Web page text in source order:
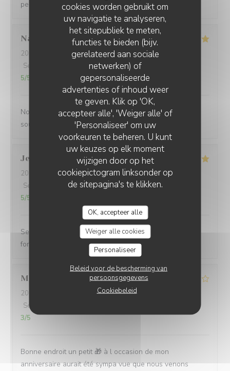
cookies worden gebruikt om
uw navigatie te analyseren,
het sitepubliek te meten,
functies te bieden (bijv.
gerelateerd aan sociale
netwerken) of
gepersonaliseerde
advertenties of inhoud weer
te geven. Klik op 'OK,
accepteer alle', 'Weiger alle' of
'Personaliseer' om uw
voorkeuren te beheren. U kunt
uw keuzes op elk moment
wijzigen door op het
cookiepictogram linksonder op
de sitepagina's te klikken.
OK, accepteer alle
Weiger alle cookies
Personaliseer
Beleid voor de bescherming van
persoonsgegevens
Cookiebeleid
personnel est très accueillant et serviable
Nathalie
2026-08-02
- 13:00 - Gasten 4
Service
Atmosfeer:5/5 Keuken : 5
5/5
Nous avons été reçus par un personnel accueillant et
souriant. Repas copieux et savoureux.
Jean paul
2026-08-01- 20:30 - Gasten 6
Service
Atmosfeer:5/5 Keuken 5/5 Kwaliteit / Prijs
5/5
Service excellent. Repas de qualité. Je recommande
fortement
Mathias
2026-08-02
- 12:15 - Gasten 8
Service
3/5
Bonne endroit un petit 🎁 à l occasion de mon
anniversaire aurait été sympa vue que nous venons
LES TERRASSES DU PORT